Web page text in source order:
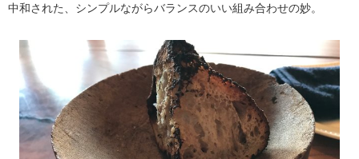
中和された、シンプルながらバランスのいい組み合わせの妙。